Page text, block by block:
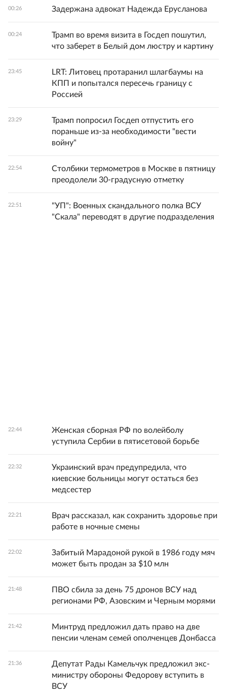
00:26 Задержана адвокат Надежда Ерусланова
00:24
Трамп во время визита в Госдеп пошутил,
что заберет в Белый дом люстру и картину
23:45
LRT: Литовец протаранил шлагбаумы на
КПП и попытался пересечь границу с
Россией
23:29
Трамп попросил Госдеп отпустить его
пораньше из-за необходимости "вести
войну"
22:54
Столбики термометров в Москве в пятницу
преодолели 30-градусную отметку
22:51
"УП": Военных скандального полка ВСУ
"Скала" переводят в другие подразделения
22:44
Женская сборная РФ по волейболу
уступила Сербии в пятисетовой борьбе
22:32
Украинский врач предупредила, что
киевские больницы могут остаться без
медсестер
22:21
Врач рассказал, как сохранить здоровье при
работе в ночные смены
22:02
Забитый Марадоной рукой в 1986 году мяч
может быть продан за $10 млн
21:48
ПВО сбила за день 75 дронов ВСУ над
регионами РФ, Азовским и Черным морями
21:42
Минтруд предложил дать право на две
пенсии членам семей ополченцев Донбасса
21:36
Депутат Рады Камельчук предложил экс-
министру обороны Федорову вступить в
ВСУ